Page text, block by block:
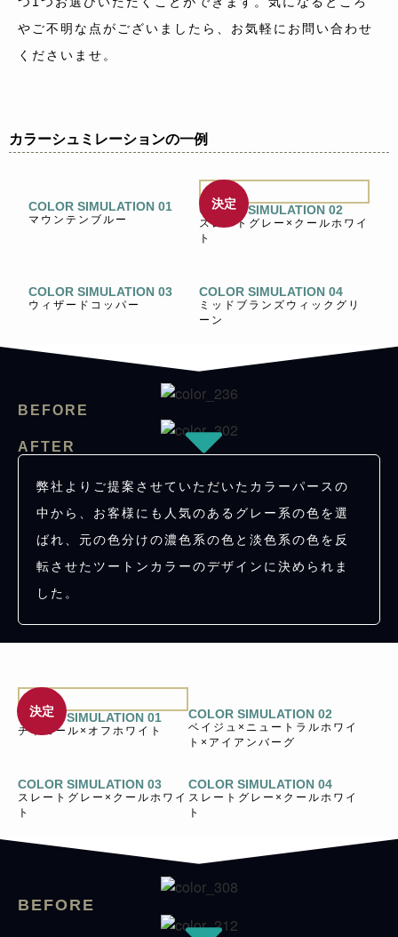
やご不明な点がございましたら、お気軽にお問い合わせ
くださいませ。
カラーシュミレーションの一例
COLOR SIMULATION 01
マウンテンブルー
決定
COLOR SIMULATION 02
スレートグレー×クールホワイ
ト
COLOR SIMULATION 03
ウィザードコッパー
COLOR SIMULATION 04
ミッドブランズウィックグリ
ーン
BEFORE
AFTER
弊社よりご提案させていただいたカラーパースの
中から、お客様にも人気のあるグレー系の色を選
ばれ、元の色分けの濃色系の色と淡色系の色を反
転させたツートンカラーのデザインに決められま
した。
決定
COLOR SIMULATION 01
チャコール×オフホワイト
COLOR SIMULATION 02
ベイジュ×ニュートラルホワイ
ト×アイアンバーグ
COLOR SIMULATION 03
スレートグレー×クールホワイ
ト
COLOR SIMULATION 04
スレートグレー×クールホワイ
ト
BEFORE